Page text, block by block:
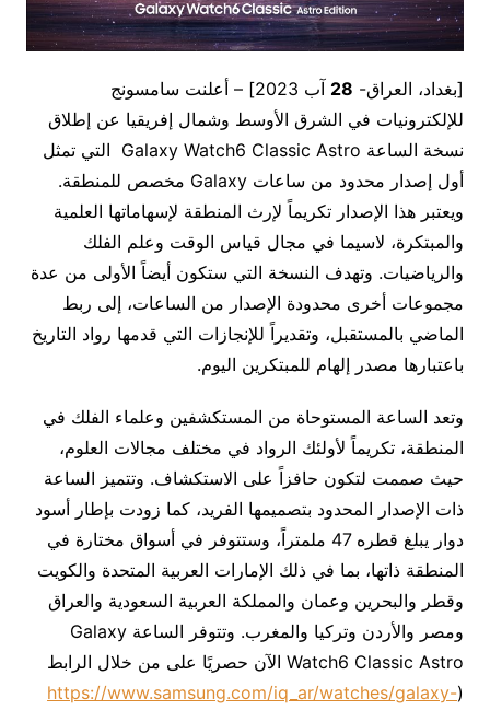
[بغداد، العراق- 28
آب 2023] – أعلنت سامسونج
للإلكترونيات في الشرق الأوسط وشمال إفريقيا عن إطلاق
نسخة الساعة Galaxy Watch6 Classic Astro التي تمثل
أول إصدار محدود من ساعات Galaxy مخصص للمنطقة.
ويعتبر هذا الإصدار تكريماً لإرث المنطقة لإسهاماتها العلمية
والمبتكرة، لاسيما في مجال قياس الوقت وعلم الفلك
والرياضيات. وتهدف النسخة التي ستكون أيضاً الأولى من عدة
مجموعات أخرى محدودة الإصدار من الساعات، إلى ربط
الماضي بالمستقبل، وتقديراً للإنجازات التي قدمها رواد التاريخ
باعتبارها مصدر إلهام للمبتكرين اليوم.
وتعد الساعة المستوحاة من المستكشفين وعلماء الفلك في
المنطقة، تكريماً لأولئك الرواد في مختلف مجالات العلوم،
حيث صممت لتكون حافزاً على الاستكشاف. وتتميز الساعة
ذات الإصدار المحدود بتصميمها الفريد، كما زودت بإطار أسود
دوار يبلغ قطره 47 ملمتراً، وستتوفر في أسواق مختارة في
المنطقة ذاتها، بما في ذلك الإمارات العربية المتحدة والكويت
وقطر والبحرين وعمان والمملكة العربية السعودية والعراق
ومصر والأردن وتركيا والمغرب. وتتوفر الساعة Galaxy
Watch6 Classic Astro الآن حصريًا على من خلال الرابط
(
https://www.samsung.com/iq_ar/watches/galaxy-